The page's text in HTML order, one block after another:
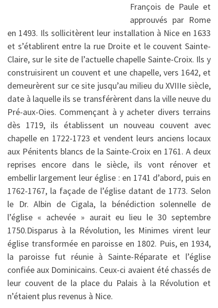
François de Paule et
approuvés par Rome
en 1493. Ils sollicitèrent leur installation à Nice en 1633
et s’établirent entre la rue Droite et le couvent Sainte-
Claire, sur le site de l’actuelle chapelle Sainte-Croix. Ils y
construisirent un couvent et une chapelle, vers 1642, et
demeurèrent sur ce site jusqu’au milieu du XVIIIe siècle,
date à laquelle ils se transférèrent dans la ville neuve du
Pré-aux-Oies. Commençant à y acheter divers terrains
dès 1719, ils établissent un nouveau couvent avec
chapelle en 1722-1723 et vendent leurs anciens locaux
aux Pénitents blancs de la Sainte-Croix en 1761. A deux
reprises encore dans le siècle, ils vont rénover et
embellir largement leur église : en 1741 d’abord, puis en
1762-1767, la façade de l’église datant de 1773. Selon
le Dr. Albin de Cigala, la bénédiction solennelle de
l’église « achevée » aurait eu lieu le 30 septembre
1750.Disparus à la Révolution, les Minimes virent leur
église transformée en paroisse en 1802. Puis, en 1934,
la paroisse fut réunie à Sainte-Réparate et l’église
confiée aux Dominicains. Ceux-ci avaient été chassés de
leur couvent de la place du Palais à la Révolution et
n’étaient plus revenus à Nice.